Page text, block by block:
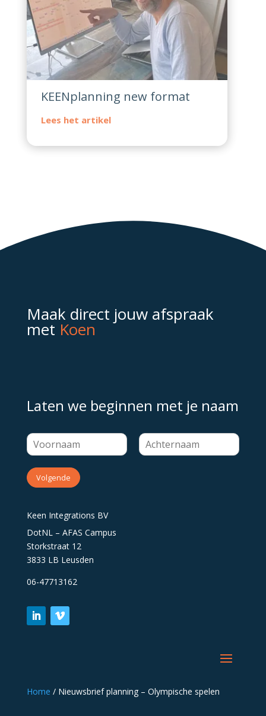
KEENplanning new format
Maak direct jouw afspraak
met Koen
Laten we beginnen met je naam
Volgende
Keen Integrations BV
DotNL – AFAS Campus
Storkstraat 12
3833 LB Leusden
06-47713162
Home / Nieuwsbrief planning – Olympische spelen